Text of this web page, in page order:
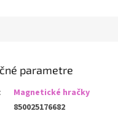
parametre
:
Magnetické hračky
850025176682